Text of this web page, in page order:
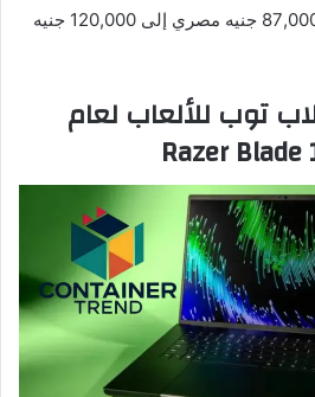
يبدأ السعر التقريبي له من 87,000 جنيه مصري إلى 120,000 جنيه
توب للألعاب لعام